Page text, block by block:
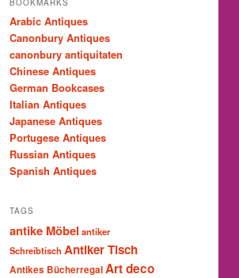
BOOKMARKS
Arabic Antiques
Canonbury Antiques
canonbury antiquitaten
Chinese Antiques
German Bookcases
Italian Antiques
Japanese Antiques
Portugese Antiques
Russian Antiques
Spanish Antiques
TAGS
antike Möbel antiker
Schreibtisch Antiker Tisch
Antikes BücherregalArt deco